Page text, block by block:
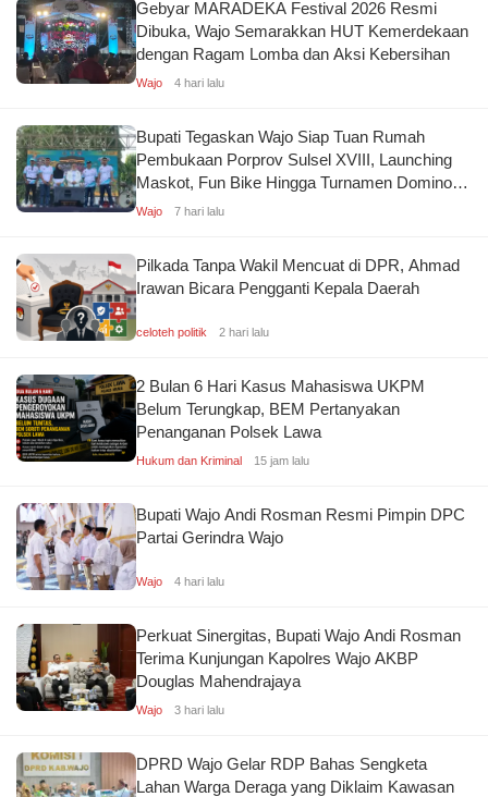
Gebyar MARADEKA Festival 2026 Resmi
Dibuka, Wajo Semarakkan HUT Kemerdekaan
dengan Ragam Lomba dan Aksi Kebersihan
Wajo 4 hari lalu
Bupati Tegaskan Wajo Siap Tuan Rumah
Pembukaan Porprov Sulsel XVIII, Launching
Maskot, Fun Bike Hingga Turnamen Domino
Kolaborasi KONI
Wajo 7 hari lalu
Pilkada Tanpa Wakil Mencuat di DPR, Ahmad
Irawan Bicara Pengganti Kepala Daerah
celoteh politik 2 hari lalu
2 Bulan 6 Hari Kasus Mahasiswa UKPM
Belum Terungkap, BEM Pertanyakan
Penanganan Polsek Lawa
Hukum dan Kriminal 15 jam lalu
Bupati Wajo Andi Rosman Resmi Pimpin DPC
Partai Gerindra Wajo
Wajo 4 hari lalu
Perkuat Sinergitas, Bupati Wajo Andi Rosman
Terima Kunjungan Kapolres Wajo AKBP
Douglas Mahendrajaya
Wajo 3 hari lalu
DPRD Wajo Gelar RDP Bahas Sengketa
Lahan Warga Deraga yang Diklaim Kawasan